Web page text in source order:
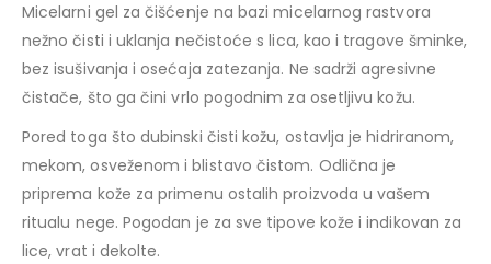
Micelarni gel za čišćenje na bazi micelarnog rastvora
nežno čisti i uklanja nečistoće s lica, kao i tragove šminke,
bez isušivanja i osećaja zatezanja. Ne sadrži agresivne
čistače, što ga čini vrlo pogodnim za osetljivu kožu.
Pored toga što dubinski čisti kožu, ostavlja je hidriranom,
mekom, osveženom i blistavo čistom. Odlična je
priprema kože za primenu ostalih proizvoda u vašem
ritualu nege. Pogodan je za sve tipove kože i indikovan za
lice, vrat i dekolte.